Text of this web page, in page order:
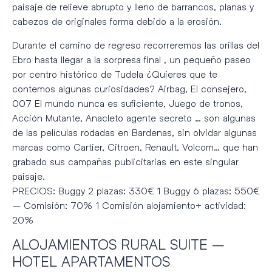
paisaje de relieve abrupto y lleno de barrancos, planas y
cabezos de originales forma debido a la erosión.
Durante el camino de regreso recorreremos las orillas del
Ebro hasta llegar a la sorpresa final , un pequeño paseo
por centro histórico de Tudela ¿Quieres que te
contemos algunas curiosidades? Airbag, El consejero,
007 El mundo nunca es suficiente, Juego de tronos,
Acción Mutante, Anacleto agente secreto … son algunas
de las películas rodadas en Bardenas, sin olvidar algunas
marcas como Cartier, Citroen, Renault, Volcom… que han
grabado sus campañas publicitarias en este singular
paisaje.
PRECIOS: Buggy 2 plazas: 330€ 1 Buggy 6 plazas: 550€
– Comisión: 70% 1 Comisión alojamiento+ actividad:
20%
ALOJAMIENTOS RURAL SUITE –
HOTEL APARTAMENTOS